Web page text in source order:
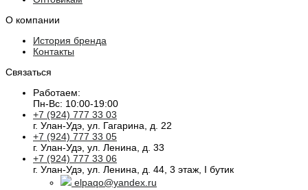
О компании
История бренда
Контакты
Связаться
Работаем:
Пн-Вс: 10:00-19:00
+7 (924) 777 33 03
г. Улан-Удэ, ул. Гагарина, д. 22
+7 (924) 777 33 05
г. Улан-Удэ, ул. Ленина, д. 33
+7 (924) 777 33 06
г. Улан-Удэ, ул. Ленина, д. 44, 3 этаж, I бутик
elpaqo@yandex.ru